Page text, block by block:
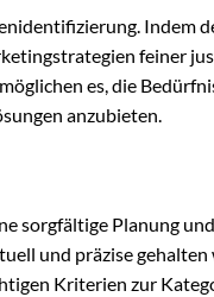
Indem
feiner
es, die
anzubieten.
sorgfältige Planung
und präzise gehalten
Kriterien zur